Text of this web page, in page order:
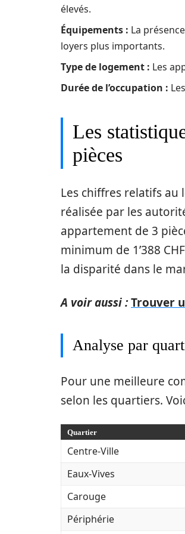
élevés.
Équipements : La
loyers plus importants.
Type de logement : Les
Durée de l’occupation :
Les
pièces
Les chiffres relatifs au
réalisée par les
appartement de 3
minimum de 1’388
la disparité dans le
A voir aussi :Trouver
Analyse par
Pour une meilleure
selon les quartiers.
Quartier
Centre-Ville
Eaux-Vives
Carouge
Périphérie